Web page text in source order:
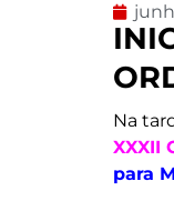
Na
XXXII
para